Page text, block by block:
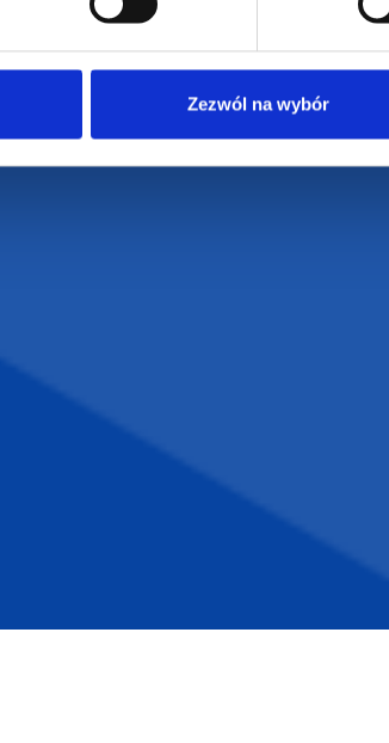
Zezwól na wybór
Czas realizacji
Dostawa i płatności
Reklamacje
Polityka prywatności